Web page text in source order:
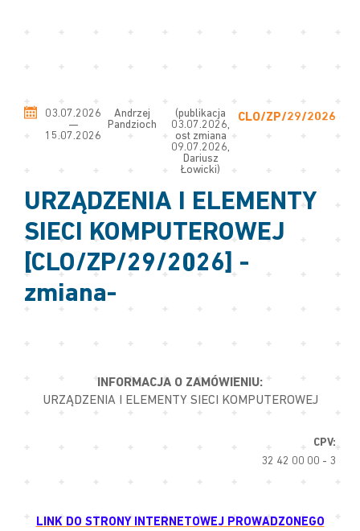
03.07.2026
—
15.07.2026
Andrzej
Pandzioch
(publikacja
03.07.2026,
ost zmiana
09.07.2026,
Dariusz
Łowicki)
CLO/ZP/29/2026
URZĄDZENIA I ELEMENTY
SIECI KOMPUTEROWEJ
[CLO/ZP/29/2026] -
zmiana-
INFORMACJA O ZAMÓWIENIU:
URZĄDZENIA I ELEMENTY SIECI KOMPUTEROWEJ
CPV:
32 42 00 00 - 3
LINK DO STRONY INTERNETOWEJ PROWADZONEGO